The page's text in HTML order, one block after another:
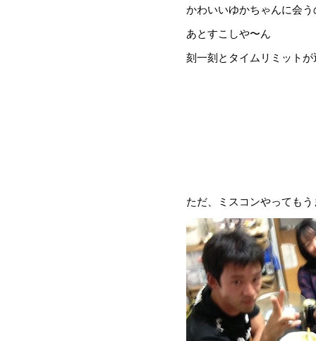
かわいいゆかちゃんに会う
あとすこしや〜ん
刻一刻とタイムリミット
ただ、ミスコンやっても